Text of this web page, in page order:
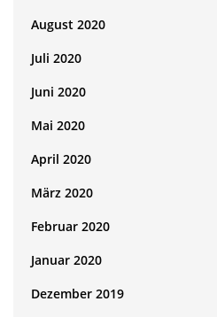
August 2020
Juli 2020
Juni 2020
Mai 2020
April 2020
März 2020
Februar 2020
Januar 2020
Dezember 2019